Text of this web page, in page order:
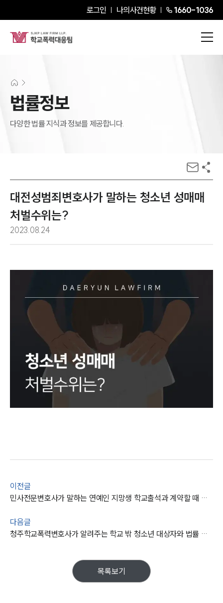
로그인 나의사건현황 1660-1036
법률정보
다양한 법률 지식과 정보를 제공합니다.
대전성범죄변호사가 말하는 청소년 성매매
처벌수위는?
2023.08.24
이전글
민사전문변호사가 말하는 연예인 지망생 학교출석과 계약할 때 주의사항은?
다음글
청주학교폭력변호사가 알려주는 학교 밖 청소년 대상자와 법률 지원은?
목록보기